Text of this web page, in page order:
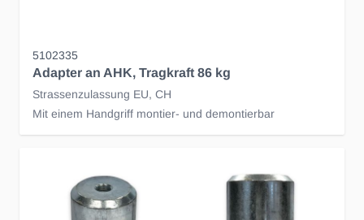
5102335
Adapter an AHK, Tragkraft 86 kg
Strassenzulassung EU, CH
Mit einem Handgriff montier- und demontierbar